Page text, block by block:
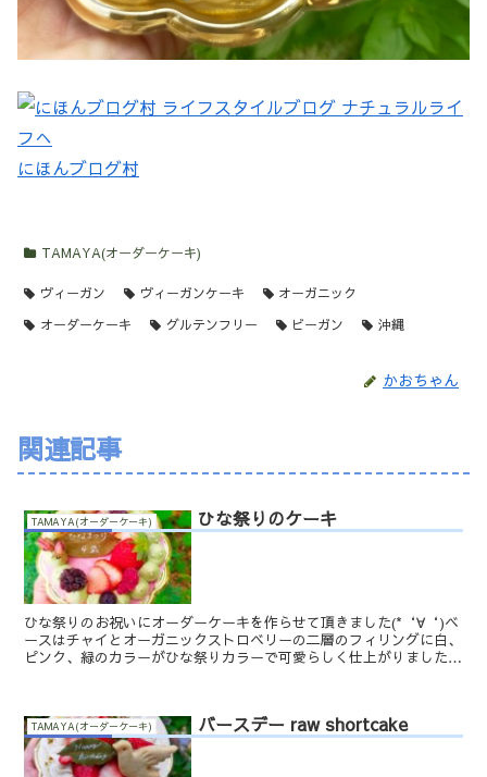
にほんブログ村
TAMAYA(オーダーケーキ)
ヴィーガン ヴィーガンケーキ
オーガニック
オーダーケーキ
グルテンフリー ビーガン 沖縄
かおちゃん
関連記事
TAMAYA(オーダーケーキ) ひな祭りのケーキ
ひな祭りのお祝いにオーダーケーキを作らせて頂きました(*‘∀‘)ベ
ースはチャイとオーガニックストロベリーの二層のフィリングに白、
ピンク、緑のカラーがひな祭りカラーで可愛らしく仕上がりました♡
TAMAYA(オーダーケーキ) バースデー raw shortcake